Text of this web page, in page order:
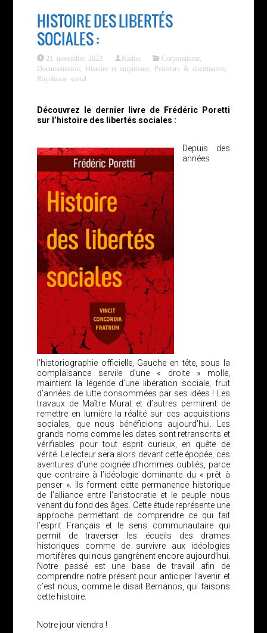
HISTOIRE DES LIBERTÉS
SOCIALES :
21 novembre 2022 Kadou Corporatisme
Documentation
Histoire et empirisme Penseurs & doctrinaires
Royalisme social
Découvrez le dernier livre de Frédéric Poretti
sur l’histoire des libertés sociales :
Depuis des
années
l’historiographie officielle, Gauche en tête, sous la
complaisance servile d’une « droite » molle,
maintient la légende d’une libération sociale, fruit
d’années de lutte consommées par ses idées ! Les
travaux de Maître Murat et d’autres permirent de
remettre en lumière la réalité sur ces acquisitions
sociales, que nous bénéficions aujourd’hui. Les
grands noms comme les dates sont retranscrits et
vérifiables pour tout esprit curieux, en quête de
vérité. Le lecteur sera alors devant cette épopée, ces
aventures d’une poignée d’hommes oubliés, parce
que contraire à l’idéologie dominante du « prêt à
penser ». Ils forment cette permanence historique
de l’alliance entre l’aristocratie et le peuple nous
venant du fond des âges. Cette étude représente une
approche permettant de comprendre ce qui fait
l’esprit Français et le sens communautaire qui
permit de traverser les écueils des drames
historiques comme de survivre aux idéologies
mortifères qui nous gangrènent encore aujourd’hui.
Notre passé est une base de travail afin de
comprendre notre présent pour anticiper l’avenir et
c’est nous, comme le disait Bernanos, qui faisons
cette histoire.
Notre jour viendra !